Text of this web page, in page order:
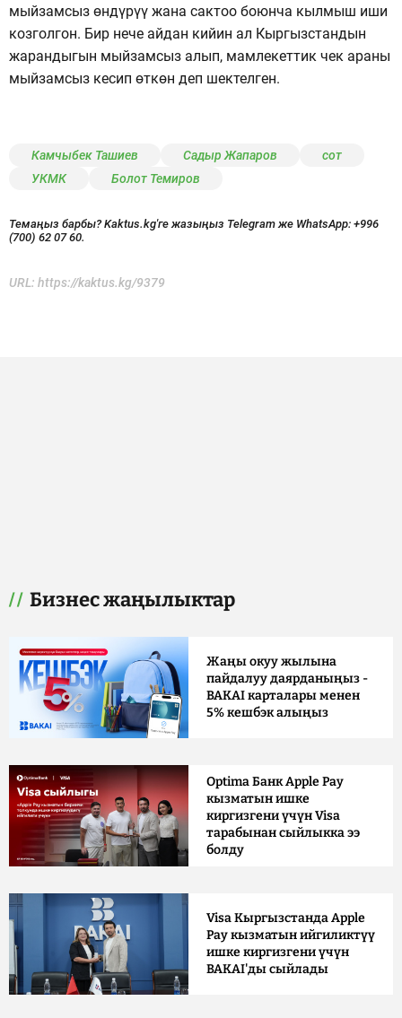
мыйзамсыз өндүрүү жана сактоо боюнча кылмыш иши
козголгон. Бир нече айдан кийин ал Кыргызстандын
жарандыгын мыйзамсыз алып, мамлекеттик чек араны
мыйзамсыз кесип өткөн деп шектелген.
Камчыбек Ташиев Садыр Жапаров
сот
УКМК
Болот Темиров
Темаңыз барбы? Kaktus.kg'ге жазыңыз Telegram же WhatsApp: +996
(700) 62 07 60.
URL: https://kaktus.kg/9379
Бизнес жаңылыктар
Жаңы окуу жылына
пайдалуу даярданыңыз -
BAKAI карталары менен
5% кешбэк алыңыз
Optima Банк Apple Pay
кызматын ишке
киргизгени үчүн Visa
тарабынан сыйлыкка ээ
болду
Visa Кыргызстанда Apple
Pay кызматын ийгиликтүү
ишке киргизгени үчүн
BAKAI'ды сыйлады